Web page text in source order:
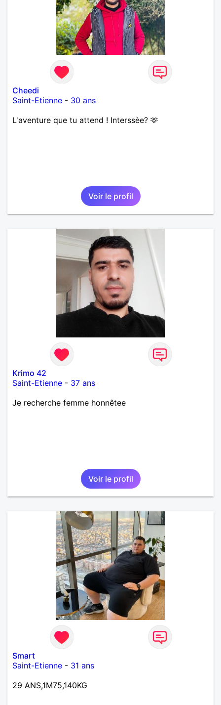
Cheedi
Saint-Etienne - 30 ans
L'aventure que tu attend ! Interssèe? 🫶
Voir le profil
Krimo 42
Saint-Etienne - 37 ans
Je recherche femme honnêtee
Voir le profil
Smart
Saint-Etienne - 31 ans
29 ANS,1M75,140KG